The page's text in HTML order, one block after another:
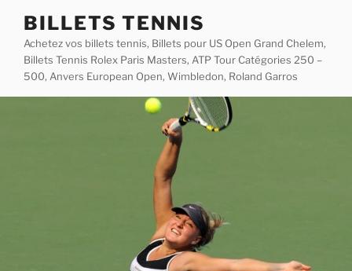
content
BILLETS TENNIS
Achetez vos billets tennis, Billets pour US Open Grand Chelem,
Billets Tennis Rolex Paris Masters, ATP Tour Catégories 250 –
500, Anvers European Open, Wimbledon, Roland Garros